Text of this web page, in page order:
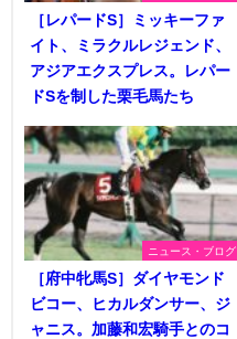
［レパードS］ミッキーファ
イト、ミラクルレジェンド、
アジアエクスプレス。レパー
ドSを制した栗毛馬たち
ニュース・ブログ
［府中牝馬S］ダイヤモンド
ビコー、ヒカルダンサー、ジ
ャニス。加藤和宏騎手とのコ